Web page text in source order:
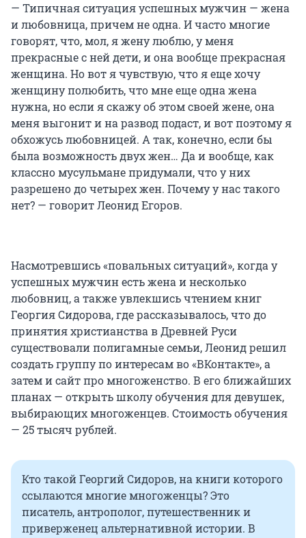
— Типичная ситуация успешных мужчин — жена
и любовница, причем не одна. И часто многие
говорят, что, мол, я жену люблю, у меня
прекрасные с ней дети, и она вообще прекрасная
женщина. Но вот я чувствую, что я еще хочу
женщину полюбить, что мне еще одна жена
нужна, но если я скажу об этом своей жене, она
меня выгонит и на развод подаст, и вот поэтому я
обхожусь любовницей. А так, конечно, если бы
была возможность двух жен… Да и вообще, как
классно мусульмане придумали, что у них
разрешено до четырех жен. Почему у нас такого
нет? — говорит Леонид Егоров.
Насмотревшись «повальных ситуаций», когда у
успешных мужчин есть жена и несколько
любовниц, а также увлекшись чтением книг
Георгия Сидорова, где рассказывалось, что до
принятия христианства в Древней Руси
существовали полигамные семьи, Леонид решил
создать группу по интересам во «ВКонтакте», а
затем и сайт про многоженство. В его ближайших
планах — открыть школу обучения для девушек,
выбирающих многоженцев. Стоимость обучения
— 25 тысяч рублей.
Кто такой Георгий Сидоров, на книги которого
ссылаются многие многоженцы? Это
писатель, антрополог, путешественник и
приверженец альтернативной истории. В